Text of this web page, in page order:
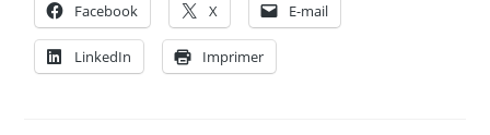
Facebook X E-mail
LinkedIn Imprimer